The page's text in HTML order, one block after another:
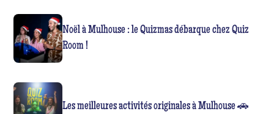
Noël à Mulhouse : le Quizmas débarque chez Quiz
Room !
Les meilleures activités originales à Mulhouse 🚗